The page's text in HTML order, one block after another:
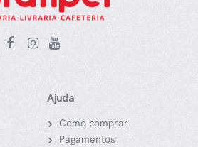
Ajuda
Como comprar
Pagamentos